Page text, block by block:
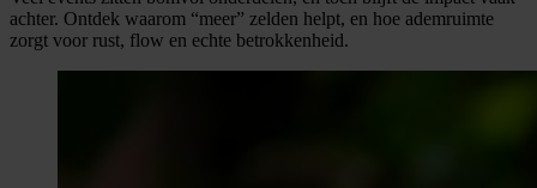
achter. Ontdek waarom “meer” zelden helpt, en hoe ademruimte
zorgt voor rust, flow en echte betrokkenheid.